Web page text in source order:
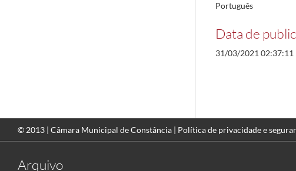
Português
Data de
31/03/2021 02:37:11
© 2013 | Câmara Municipal de Constância | Política de privacidade e
Arquivo